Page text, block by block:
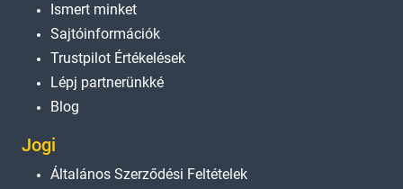
Ismert minket
Sajtóinformációk
Trustpilot Értékelések
Lépj partnerünkké
Blog
Jogi
Általános Szerződési Feltételek